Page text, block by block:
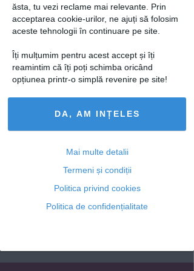
ăsta, tu vezi reclame mai relevante. Prin
acceptarea cookie-urilor, ne ajuți să folosim
aceste tehnologii în continuare pe site.
Îți mulțumim pentru acest accept și îți
reamintim că îți poți schimba oricând
opțiunea printr-o simplă revenire pe site!
DA, AM INȚELES
Mai multe detalii
Termeni și condiții
Politica privind cookies
Politica de confidențialitate
astfel conditia fiziologica in care se
afla.
Barbatii au cuvantul: Ce, cum si cand sa
ii spui ca sa-l pastrezi!
Articolul următor